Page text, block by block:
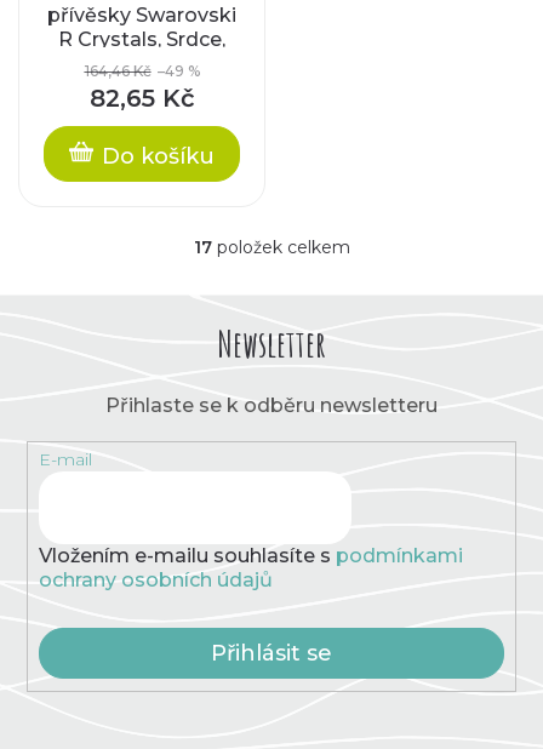
přívěsky Swarovski
R Crystals, Srdce,
jet / rhodiované
komponenty
164,46 Kč –49 %
82,65 Kč
Do košíku
O
d
c
í
p
v
ý
i
s
17položek celkem
Newsletter
Přihlaste se k odběru newsletteru
E-mail
Vložením e-mailu souhlasíte s podmínkami
ochrany osobních údajů
Přihlásit se